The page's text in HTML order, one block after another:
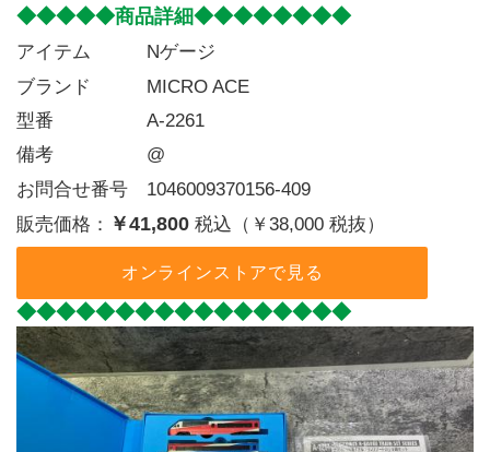
◆◆◆◆◆商品詳細◆◆◆◆◆◆◆◆
アイテム   Nゲージ
ブランド   MICRO ACE
型番     A-2261
備考     @
お問合せ番号 1046009370156-409
販売価格： ￥41,800 税込（￥38,000 税抜）
オンラインストアで見る
◆◆◆◆◆◆◆◆◆◆◆◆◆◆◆◆◆